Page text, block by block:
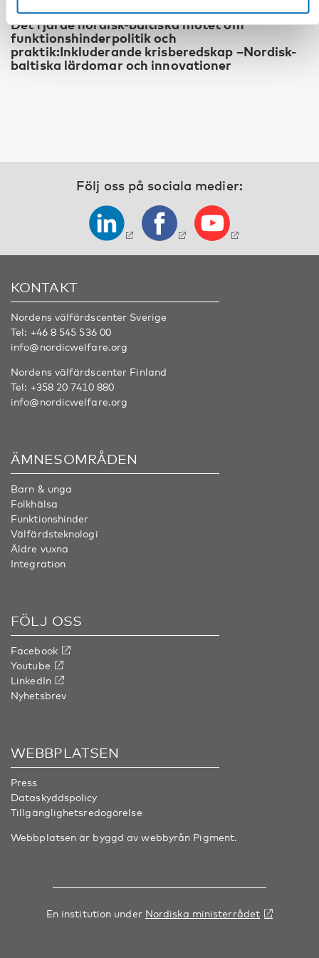
Det fjärde nordisk-baltiska mötet om
funktionshinderpolitik och
praktik:Inkluderande krisberedskap –Nordisk-
baltiska lärdomar och innovationer
Följ oss på sociala medier:
KONTAKT
Nordens välfärdscenter Sverige
Tel: +46 8 545 536 00
info@nordicwelfare.org
Nordens välfärdscenter Finland
Tel: +358 20 7410 880
info@nordicwelfare.org
ÄMNESOMRÅDEN
Barn & unga
Folkhälsa
Funktionshinder
Välfärdsteknologi
Äldre vuxna
Integration
FÖLJ OSS
Facebook
Youtube
LinkedIn
Nyhetsbrev
WEBBPLATSEN
Press
Dataskyddspolicy
Tillgänglighetsredogörelse
Webbplatsen är byggd av webbyrån Pigment.
En institution under Nordiska ministerrådet